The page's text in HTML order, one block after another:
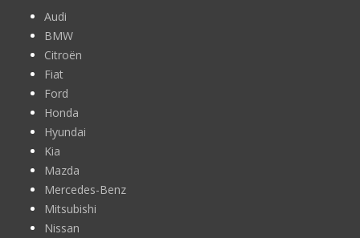
Audi
BMW
Citroën
Fiat
Ford
Honda
Hyundai
Kia
Mazda
Mercedes-Benz
Mitsubishi
Nissan